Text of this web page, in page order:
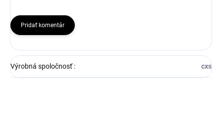
Pridať komentár
Výrobná spoločnosť: cxs